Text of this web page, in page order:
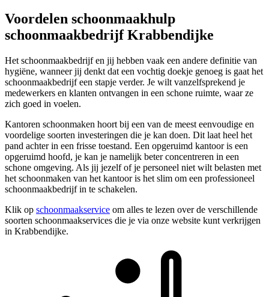
Voordelen schoonmaakhulp
schoonmaakbedrijf Krabbendijke
Het schoonmaakbedrijf en jij hebben vaak een andere definitie van
hygiëne, wanneer jij denkt dat een vochtig doekje genoeg is gaat het
schoonmaakbedrijf een stapje verder. Je wilt vanzelfsprekend je
medewerkers en klanten ontvangen in een schone ruimte, waar ze
zich goed in voelen.
Kantoren schoonmaken hoort bij een van de meest eenvoudige en
voordelige soorten investeringen die je kan doen. Dit laat heel het
pand achter in een frisse toestand. Een opgeruimd kantoor is een
opgeruimd hoofd, je kan je namelijk beter concentreren in een
schone omgeving. Als jij jezelf of je personeel niet wilt belasten met
het schoonmaken van het kantoor is het slim om een professioneel
schoonmaakbedrijf in te schakelen.
Klik op schoonmaakservice om alles te lezen over de verschillende
soorten schoonmaakservices die je via onze website kunt verkrijgen
in Krabbendijke.